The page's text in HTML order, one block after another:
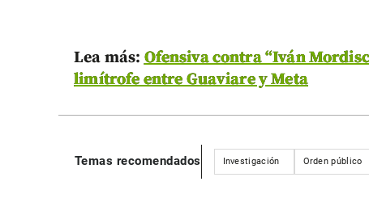
Lea más:Ofensiva contra “Iván
limítrofe entre Guaviare y Meta
Temas recomendados Investigación Orden público